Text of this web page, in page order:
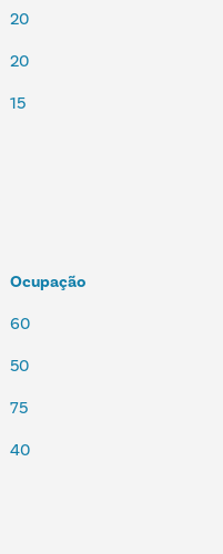
20
20
15
Ocupação
60
50
75
40